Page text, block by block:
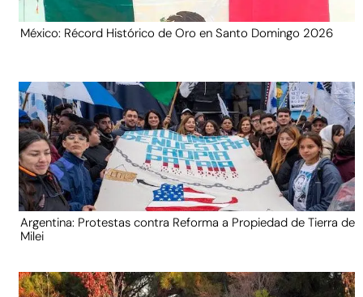
México: Récord Histórico de Oro en Santo Domingo 2026
Argentina: Protestas contra Reforma a Propiedad de Tierra de
Milei